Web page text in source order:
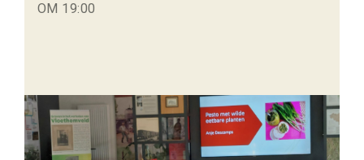
OM 19:00